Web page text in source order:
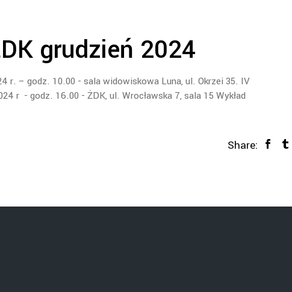
grudzień 2024
r. – godz. 10.00 - sala widowiskowa Luna, ul. Okrzei 35. IV
r - godz. 16.00 - ŻDK, ul. Wrocławska 7, sala 15 Wykład
Share: